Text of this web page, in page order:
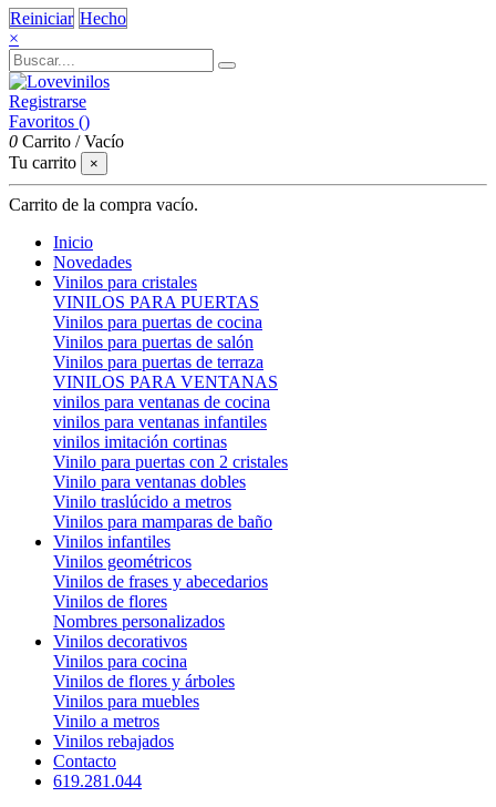
Reiniciar Hecho
×
Registrarse
Favoritos ()
0 Carrito /Vacío
Tu carrito
×
Carrito de la compra vacío.
Inicio
Novedades
Vinilos para cristales
VINILOS PARA PUERTAS
Vinilos para puertas de cocina
Vinilos para puertas de salón
Vinilos para puertas de terraza
VINILOS PARA VENTANAS
vinilos para ventanas de cocina
vinilos para ventanas infantiles
vinilos imitación cortinas
Vinilo para puertas con 2 cristales
Vinilo para ventanas dobles
Vinilo traslúcido a metros
Vinilos para mamparas de baño
Vinilos infantiles
Vinilos geométricos
Vinilos de frases y abecedarios
Vinilos de flores
Nombres personalizados
Vinilos decorativos
Vinilos para cocina
Vinilos de flores y árboles
Vinilos para muebles
Vinilo a metros
Vinilos rebajados
Contacto
619.281.044